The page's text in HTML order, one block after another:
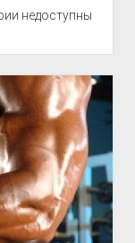
недоступны